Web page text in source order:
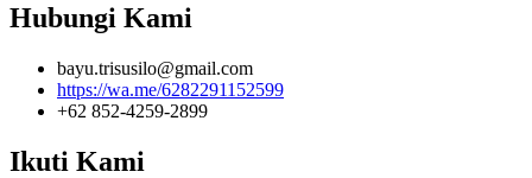
Hubungi Kami
bayu.trisusilo@gmail.com
https://wa.me/6282291152599
+62 852-4259-2899
Ikuti Kami